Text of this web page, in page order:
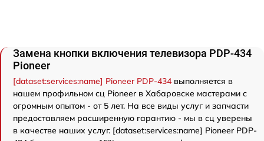
Замена кнопки включения телевизора PDP-434
Pioneer
[dataset:services:name] Pioneer PDP-434 выполняется в
нашем профильном сц Pioneer в Хабаровске мастерами с
огромным опытом - от 5 лет. На все виды услуг и запчасти
предоставляем расширенную гарантию - мы в сц уверены
в качестве наших услуг. [dataset:services:name] Pioneer PDP-